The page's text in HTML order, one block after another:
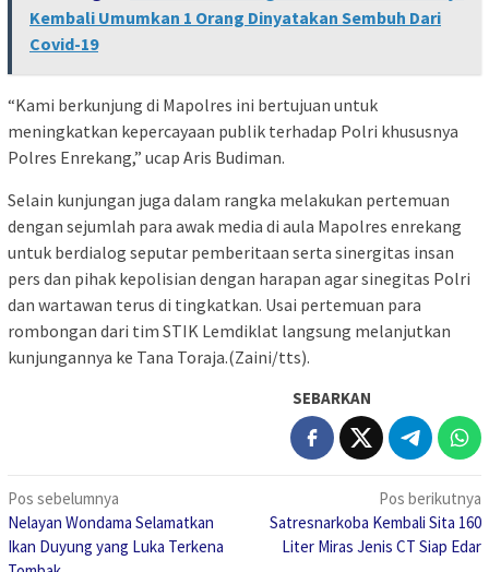
Kembali Umumkan 1 Orang Dinyatakan Sembuh Dari
Covid-19
“Kami berkunjung di Mapolres ini bertujuan untuk
meningkatkan kepercayaan publik terhadap Polri khususnya
Polres Enrekang,” ucap Aris Budiman.
Selain kunjungan juga dalam rangka melakukan pertemuan
dengan sejumlah para awak media di aula Mapolres enrekang
untuk berdialog seputar pemberitaan serta sinergitas insan
pers dan pihak kepolisian dengan harapan agar sinegitas Polri
dan wartawan terus di tingkatkan. Usai pertemuan para
rombongan dari tim STIK Lemdiklat langsung melanjutkan
kunjungannya ke Tana Toraja.(Zaini/tts).
SEBARKAN
Navigasi
pos
Pos sebelumnya
Nelayan Wondama Selamatkan
Ikan Duyung yang Luka Terkena
Pos berikutnya
Satresnarkoba Kembali Sita 160
Liter Miras Jenis CT Siap Edar